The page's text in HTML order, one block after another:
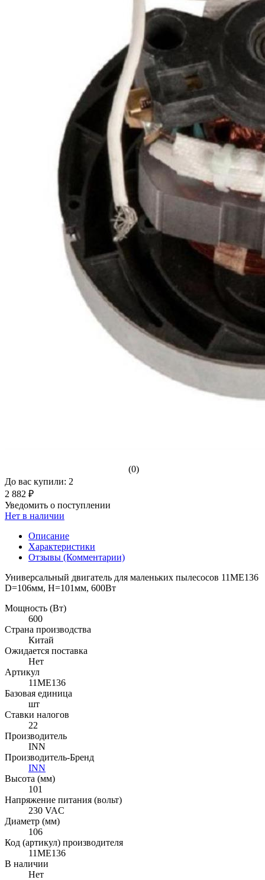
(0)
До вас купили: 2
2 882 ₽
Уведомить о поступлении
Нет в наличии
Описание
Характеристики
Отзывы (Комментарии)
Универсальный двигатель для маленьких пылесосов 11ME136
D=106мм, H=101мм, 600Вт
Мощность (Вт)
600
Страна производства
Китай
Ожидается поставка
Нет
Артикул
11ME136
Базовая единица
шт
Ставки налогов
22
Производитель
INN
Производитель-Бренд
INN
Высота (мм)
101
Напряжение питания (вольт)
230 VAC
Диаметр (мм)
106
Код (артикул) производителя
11ME136
В наличии
Нет